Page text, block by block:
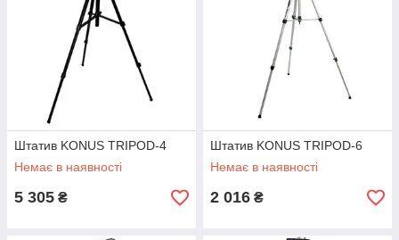
Штатив KONUS TRIPOD-4
Немає в наявності
5 305 ₴
Штатив KONUS TRIPOD-6
Немає в наявності
2 016 ₴